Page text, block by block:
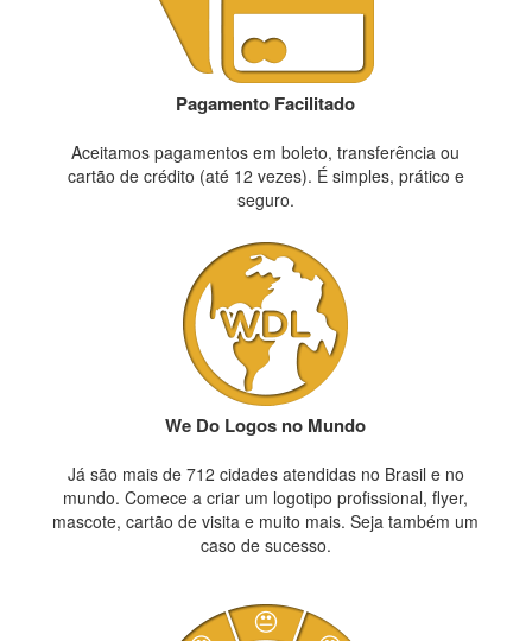
Pagamento Facilitado
Aceitamos pagamentos em boleto, transferência ou
cartão de crédito (até 12 vezes). É simples, prático e
seguro.
We Do Logos no Mundo
Já são mais de 712 cidades atendidas no Brasil e no
mundo. Comece a criar um logotipo profissional, flyer,
mascote, cartão de visita e muito mais. Seja também um
caso de sucesso.